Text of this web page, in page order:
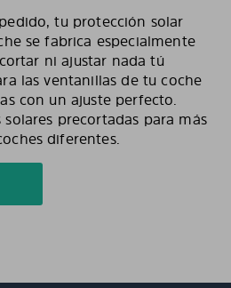
tu protección solar
se fabrica especialmente
ni ajustar nada tú
las ventanillas de tu coche
con un ajuste perfecto.
precortadas para más
diferentes.